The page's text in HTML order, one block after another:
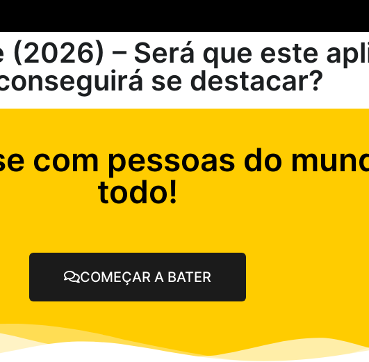
(2026) – Será que este
se destacar?
com pessoas do
todo!
COMEÇAR A BATER